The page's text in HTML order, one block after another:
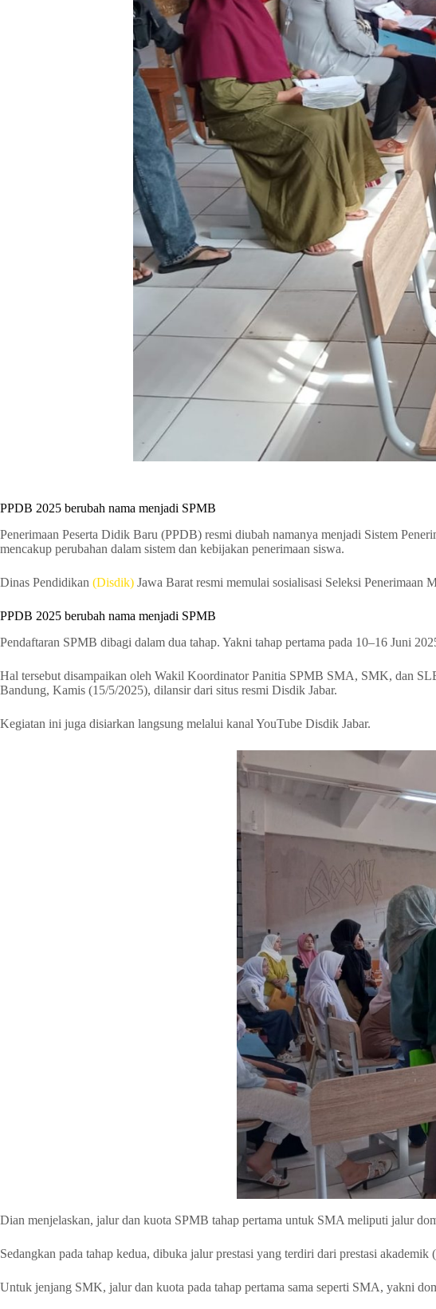
PPDB 2025 berubah nama menjadi SPMB
Penerimaan Peserta Didik Baru (PPDB) resmi diubah namanya menjadi Sistem
mencakup perubahan dalam sistem dan kebijakan penerimaan siswa.
Dinas Pendidikan (Disdik) Jawa Barat resmi memulai sosialisasi Seleksi
PPDB 2025 berubah nama menjadi SPMB
Pendaftaran SPMB dibagi dalam dua tahap. Yakni tahap pertama pada 10–16 Juni
Hal tersebut disampaikan oleh Wakil Koordinator Panitia SPMB SMA, SMK, dan
Bandung, Kamis (15/5/2025), dilansir dari situs resmi Disdik Jabar.
Kegiatan ini juga disiarkan langsung melalui kanal YouTube Disdik Jabar.
Dian menjelaskan, jalur dan kuota SPMB tahap pertama untuk SMA meliputi jalur
Sedangkan pada tahap kedua, dibuka jalur prestasi yang terdiri dari prestasi
Untuk jenjang SMK, jalur dan kuota pada tahap pertama sama seperti SMA, yakni